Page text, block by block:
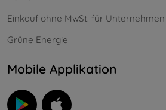
Einkauf ohne MwSt. für Unternehmen
Grüne Energie
Mobile Applikation